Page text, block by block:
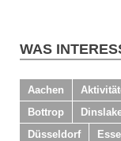
WAS
Aachen
Bottrop
Düsseldorf